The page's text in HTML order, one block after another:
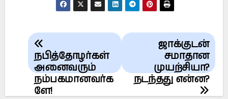
Post
navigation
ஜாக்குடன்
சமாதான
முயற்சியா?
நடந்தது என்ன?
நபித்தோழர்கள்
அனைவரும்
நம்பகமானவர்க
ளே!